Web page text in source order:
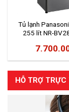
HỖ TRỢ TRỰC
Tủ lạnh
255 lít NR-